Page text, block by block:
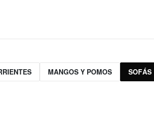
MANGOS Y POMOS SOFÁS